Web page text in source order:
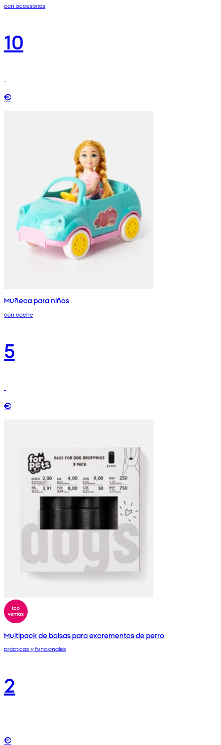
con accesorios
10
€
Muñeca para niños
con coche
5
€
Multipack de bolsas para excrementos de perro
prácticas y funcionales
2
€